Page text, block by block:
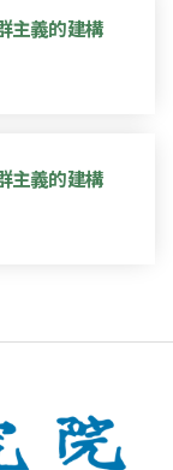
主義的建構
主義的建構